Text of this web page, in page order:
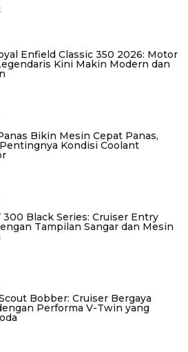
Enfield Classic 350 2026: Motor
Kini Makin Modern dan
Bikin Mesin Cepat Panas,
Kondisi Coolant
300 Black Series: Cruiser Entry
Tampilan Sangar dan Mesin
Bobber: Cruiser Bergaya
Performa V-Twin yang